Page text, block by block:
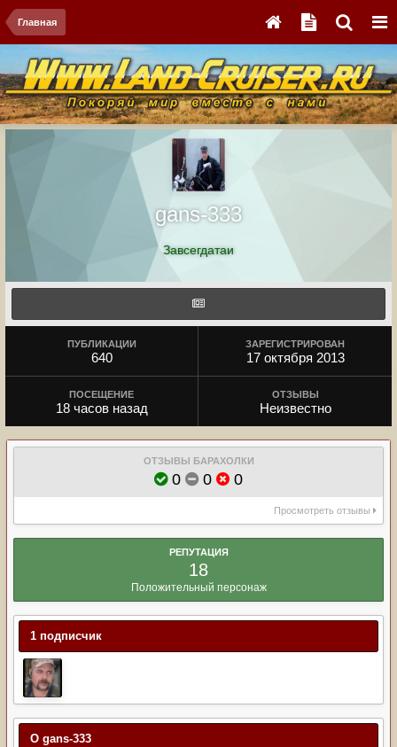
Главная
gans-333
Завсегдатаи
ПУБЛИКАЦИИ
640
ЗАРЕГИСТРИРОВАН
17 октября 2013
ПОСЕЩЕНИЕ
18 часов назад
ОТЗЫВЫ
Неизвестно
ОТЗЫВЫ БАРАХОЛКИ
0 0 0
Просмотреть отзывы
РЕПУТАЦИЯ
18
Положительный персонаж
1 подписчик
О gans-333